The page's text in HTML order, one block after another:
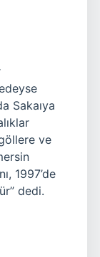
Sakaıya
ve
1997’de
dedi.